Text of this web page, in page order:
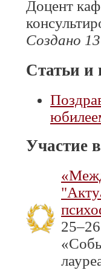
Доцент
Создано
Статьи и
Участие